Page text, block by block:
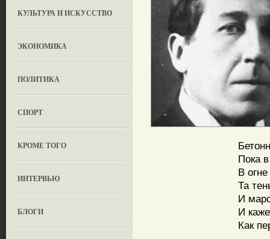
КУЛЬТУРА И ИСКУССТВО
ЭКОНОМИКА
ПОЛИТИКА
СПОРТ
КРОМЕ ТОГО
ИНТЕРВЬЮ
БЛОГИ
Пока
В
Та
И
И
Как